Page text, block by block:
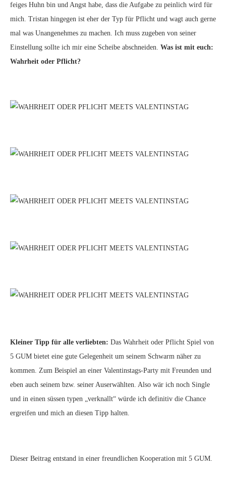
feiges Huhn bin und Angst habe, dass die Aufgabe zu peinlich wird für
mich. Tristan hingegen ist eher der Typ für Pflicht und wagt auch gerne
mal was Unangenehmes zu machen. Ich muss zugeben von seiner
Einstellung sollte ich mir eine Scheibe abschneiden. Was ist mit euch:
Wahrheit oder Pflicht?
Kleiner Tipp für alle verliebten: Das Wahrheit oder Pflicht Spiel von
5 GUM bietet eine gute Gelegenheit um seinem Schwarm näher zu
kommen. Zum Beispiel an einer Valentinstags-Party mit Freunden und
eben auch seinem bzw. seiner Auserwählten. Also wär ich noch Single
und in einen süssen typen „verknallt“ würde ich definitiv die Chance
ergreifen und mich an diesen Tipp halten.
Dieser Beitrag entstand in einer freundlichen Kooperation mit 5 GUM.